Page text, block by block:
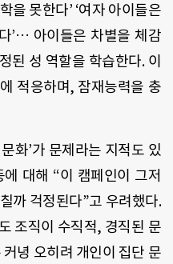
을 못한다’ ‘여자 아이들은
’… 아이들은 차별을 체감
된 성 역할을 학습한다. 이
적응하며, 잠재능력을 충
화’가 문제라는 지적도 있
대해 “이 캠페인이 그저
까 걱정된다”고 우려했다.
조직이 수직적, 경직된 문
녕 오히려 개인이 집단 문